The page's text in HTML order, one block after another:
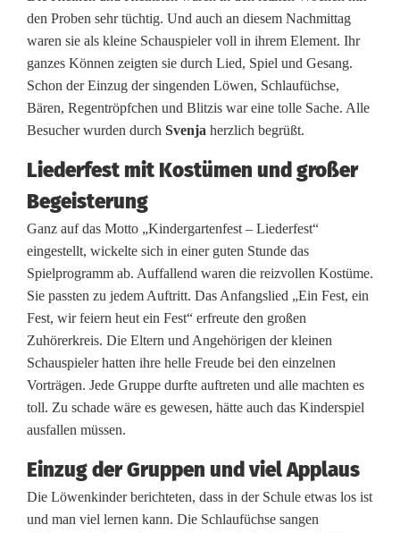
m
L
i
e
d
e
f
e
s
t
i
F
l
den Proben sehr tüchtig. Und auch an diesem Nachmittag
waren sie als kleine Schauspieler voll in ihrem Element. Ihr
ganzes Können zeigten sie durch Lied, Spiel und Gesang.
Schon der Einzug der singenden Löwen, Schlaufüchse,
Bären, Regentröpfchen und Blitzis war eine tolle Sache. Alle
Besucher wurden durch Svenja herzlich begrüßt.
Liederfest mit Kostümen und großer
Begeisterung
Ganz auf das Motto „Kindergartenfest – Liederfest“
eingestellt, wickelte sich in einer guten Stunde das
Spielprogramm ab. Auffallend waren die reizvollen Kostüme.
Sie passten zu jedem Auftritt. Das Anfangslied „Ein Fest, ein
Fest, wir feiern heut ein Fest“ erfreute den großen
Zuhörerkreis. Die Eltern und Angehörigen der kleinen
Schauspieler hatten ihre helle Freude bei den einzelnen
Vorträgen. Jede Gruppe durfte auftreten und alle machten es
toll. Zu schade wäre es gewesen, hätte auch das Kinderspiel
ausfallen müssen.
Einzug der Gruppen und viel Applaus
Die Löwenkinder berichteten, dass in der Schule etwas los ist
und man viel lernen kann. Die Schlaufüchse sangen